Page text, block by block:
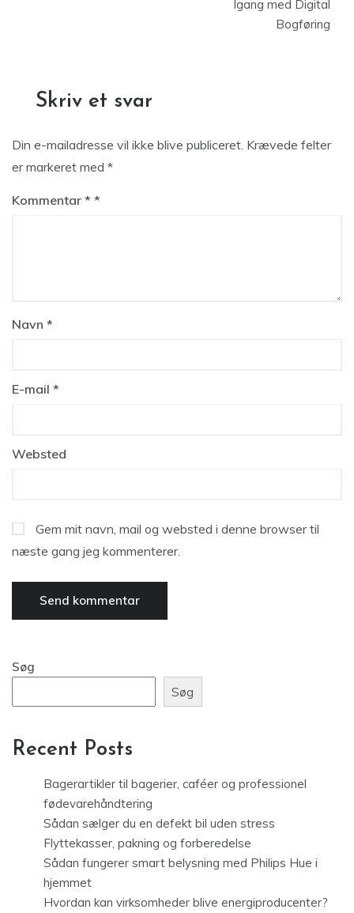
Igang med Digital
Bogføring
Skriv et svar
Din e-mailadresse vil ikke blive publiceret. Krævede felter
er markeret med *
Kommentar *
Navn *
E-mail *
Websted
Gem mit navn, mail og websted i denne browser til
næste gang jeg kommenterer.
Søg
Søg
Recent Posts
Bagerartikler til bagerier, caféer og professionel
fødevarehåndtering
Sådan sælger du en defekt bil uden stress
Flyttekasser, pakning og forberedelse
Sådan fungerer smart belysning med Philips Hue i
hjemmet
Hvordan kan virksomheder blive energiproducenter?